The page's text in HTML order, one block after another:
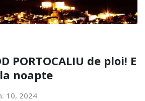
PORTOCALIU de ploi! E
noapte
10, 2024